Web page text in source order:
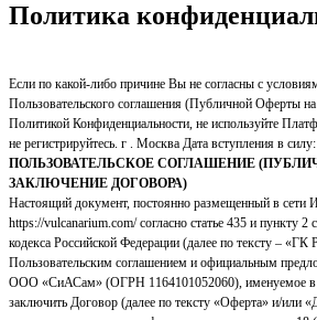
Политика
Если по какой-либо причине Вы не согласны с
Пользовательского соглашения (Публичной Оферты
Политикой Конфиденциальности, не используйте
не регистрируйтесь. г . Москва Дата вступления в
ПОЛЬЗОВАТЕЛЬСКОЕ СОГЛАШЕНИЕ
ЗАКЛЮЧЕНИЕ ДОГОВОРА)
Настоящий документ, постоянно размещенный в сети
https://vulcanarium.com/ согласно статье 435 и пункту 2
кодекса Российской Федерации (далее по тексту – «ГК
Пользовательским соглашением и официальным
ООО «СиАСам» (ОГРН 1164101052060), именуемое в
заключить Договор (далее по тексту «Оферта» и/или